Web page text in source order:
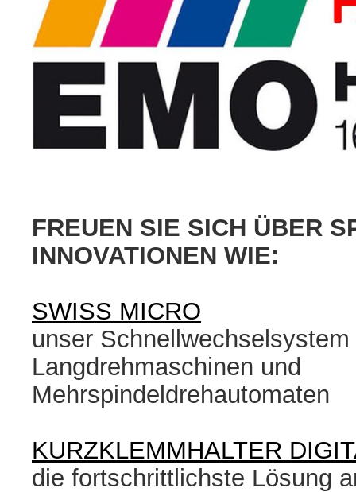
FREUEN SIE SICH ÜBER
INNOVATIONEN WIE:
SWISS MICRO
unser Schnellwechselsystem
Langdrehmaschinen und
Mehrspindeldrehautomaten
KURZKLEMMHALTER
die fortschrittlichste Lösung